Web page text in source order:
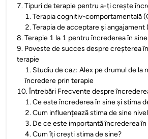
7.Tipuri de terapie pentru a-ți crește
1.Terapia cognitiv-comportamentală
2.Terapia de acceptare și angajament
8.Terapie 1 la 1 pentru încrederea în sine
9. Poveste de succes despre creșterea
terapie
1. Studiu de caz: Alex pe drumul de la
încredere prin terapie
10.Întrebări Frecvente despre
1.Ce este încrederea în sine și stima
2.Cum influențează stima de sine
3. De ce este importantă încrederea în
4.Cum îți crești stima de sine?